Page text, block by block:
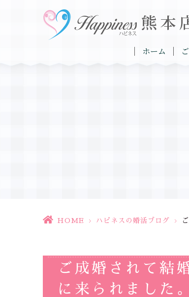
ホーム
HOME > ハピネスの婚活ブログ >
ご成婚されて結
に来られました。